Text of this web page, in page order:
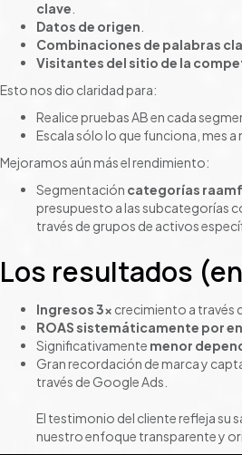
clave
Datos de origen
Combinaciones de palabras
Visitantes del sitio de la
Esto nos dio claridad para:
Realice pruebas AB en cada
Escala sólo lo que funciona, mes a
Mejoramos aún más el rendimiento:
Segmentación categorías
presupuesto a las subcategorías
través de grupos de activos
Los resultados
Ingresos 3x crecimiento a través
ROAS sistemáticamente por
Significativamente menor
Gran recordación de marca y
través de Google Ads.
El testimonio del cliente refleja su
nuestro enfoque transparente y